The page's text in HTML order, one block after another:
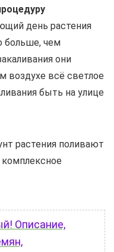
день растения
больше, чем
они
воздухе всё светлое
быть на улице
растения поливают
Описание,